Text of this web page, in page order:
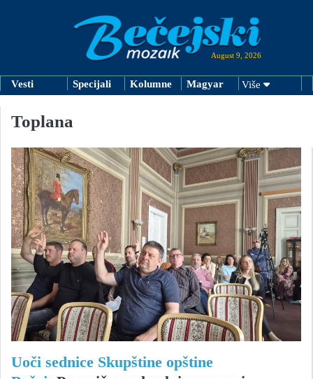
August 9, 2026
Vesti Specijali Kolumne Magyar Više
Toplana
Uoči sednice Skupštine opštine